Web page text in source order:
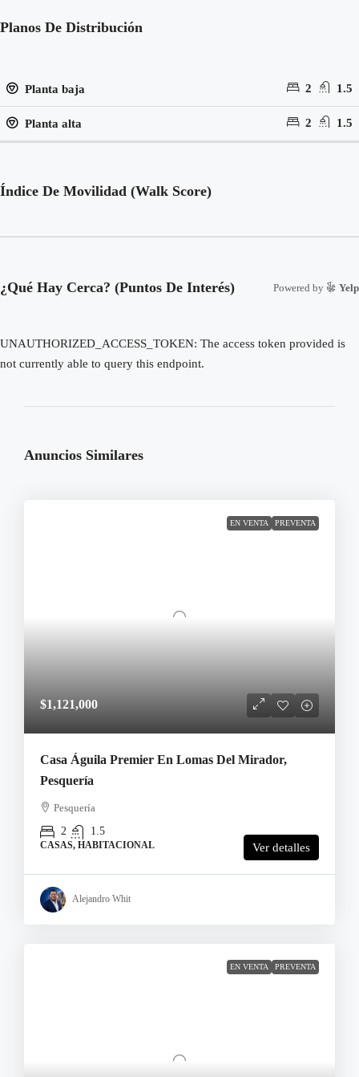
Planos De Distribución
Planta baja 2 1.5
Planta alta 2 1.5
Índice De Movilidad (Walk Score)
¿Qué Hay Cerca? (Puntos De Interés) Powered by Yelp
UNAUTHORIZED_ACCESS_TOKEN: The access token provided is
not currently able to query this endpoint.
Anuncios Similares
EN VENTA PREVENTA
$1,121,000
Casa Águila Premier En Lomas Del Mirador,
Pesquería
Pesquería
2
1.5
CASAS, HABITACIONAL Ver detalles
Alejandro Whit
EN VENTA PREVENTA